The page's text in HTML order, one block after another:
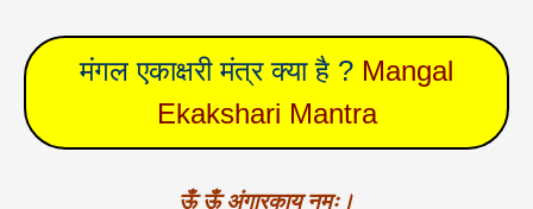
मंगल एकाक्षरी मंत्र क्या है ? Mangal
Ekakshari Mantra
ऊँ ऊँ अंगारकाय नमः।